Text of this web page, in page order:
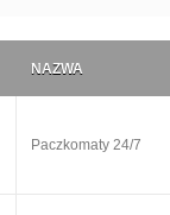
NAZWA
Paczkomaty 24/7